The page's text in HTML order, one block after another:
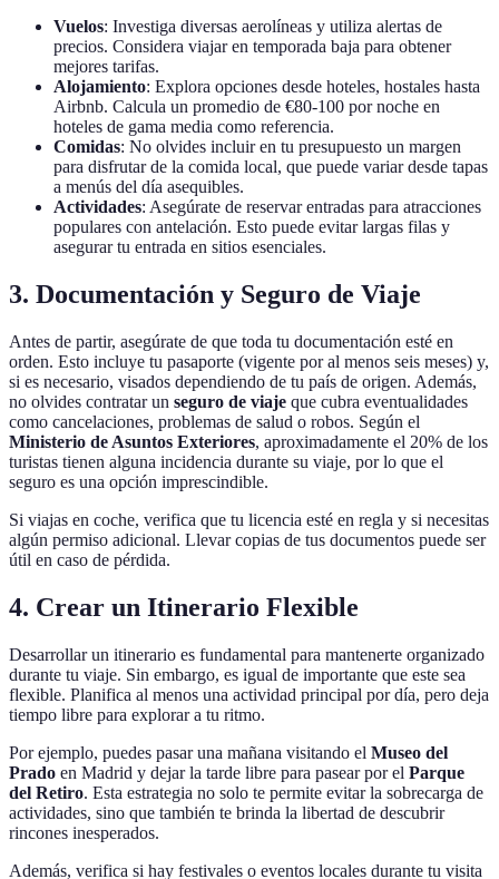
Vuelos: Investiga diversas aerolíneas y utiliza alertas de
precios. Considera viajar en temporada baja para obtener
mejores tarifas.
Alojamiento: Explora opciones desde hoteles, hostales hasta
Airbnb. Calcula un promedio de €80-100 por noche en
hoteles de gama media como referencia.
Comidas: No olvides incluir en tu presupuesto un margen
para disfrutar de la comida local, que puede variar desde tapas
a menús del día asequibles.
Actividades: Asegúrate de reservar entradas para atracciones
populares con antelación. Esto puede evitar largas filas y
asegurar tu entrada en sitios esenciales.
3. Documentación y Seguro de Viaje
Antes de partir, asegúrate de que toda tu documentación esté en
orden. Esto incluye tu pasaporte (vigente por al menos seis meses) y,
si es necesario, visados dependiendo de tu país de origen. Además,
no olvides contratar un seguro de viaje que cubra eventualidades
como cancelaciones, problemas de salud o robos. Según el
Ministerio de Asuntos Exteriores, aproximadamente el 20% de los
turistas tienen alguna incidencia durante su viaje, por lo que el
seguro es una opción imprescindible.
Si viajas en coche, verifica que tu licencia esté en regla y si necesitas
algún permiso adicional. Llevar copias de tus documentos puede ser
útil en caso de pérdida.
4. Crear un Itinerario Flexible
Desarrollar un itinerario es fundamental para mantenerte organizado
durante tu viaje. Sin embargo, es igual de importante que este sea
flexible. Planifica al menos una actividad principal por día, pero deja
tiempo libre para explorar a tu ritmo.
Por ejemplo, puedes pasar una mañana visitando el Museo del
Prado en Madrid y dejar la tarde libre para pasear por el Parque
del Retiro. Esta estrategia no solo te permite evitar la sobrecarga de
actividades, sino que también te brinda la libertad de descubrir
rincones inesperados.
Además, verifica si hay festivales o eventos locales durante tu visita